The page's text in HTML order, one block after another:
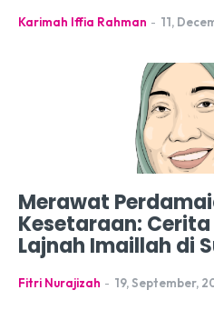
Karimah Iffia Rahman - 11,
Merawat
Kesetaraan:
Lajnah Imaillah di
Fitri Nurajizah - 19, September,